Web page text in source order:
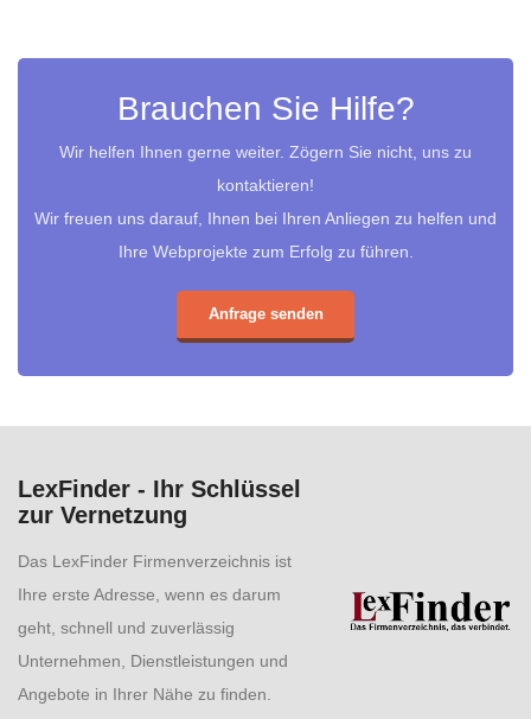
Brauchen Sie Hilfe?
Wir helfen Ihnen gerne weiter. Zögern Sie nicht, uns zu
kontaktieren!
Wir freuen uns darauf, Ihnen bei Ihren Anliegen zu helfen und
Ihre Webprojekte zum Erfolg zu führen.
Anfrage senden
LexFinder - Ihr Schlüssel
zur Vernetzung
Das LexFinder Firmenverzeichnis ist
Ihre erste Adresse, wenn es darum
geht, schnell und zuverlässig
Unternehmen, Dienstleistungen und
Angebote in Ihrer Nähe zu finden.